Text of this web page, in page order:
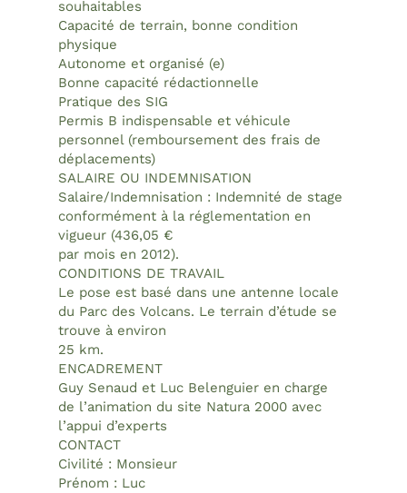
souhaitables
Capacité de terrain, bonne condition
physique
Autonome et organisé (e)
Bonne capacité rédactionnelle
Pratique des SIG
Permis B indispensable et véhicule
personnel (remboursement des frais de
déplacements)
SALAIRE OU INDEMNISATION
Salaire/Indemnisation : Indemnité de stage
conformément à la réglementation en
vigueur (436,05 €
par mois en 2012).
CONDITIONS DE TRAVAIL
Le pose est basé dans une antenne locale
du Parc des Volcans. Le terrain d’étude se
trouve à environ
25 km.
ENCADREMENT
Guy Senaud et Luc Belenguier en charge
de l’animation du site Natura 2000 avec
l’appui d’experts
CONTACT
Civilité : Monsieur
Prénom : Luc